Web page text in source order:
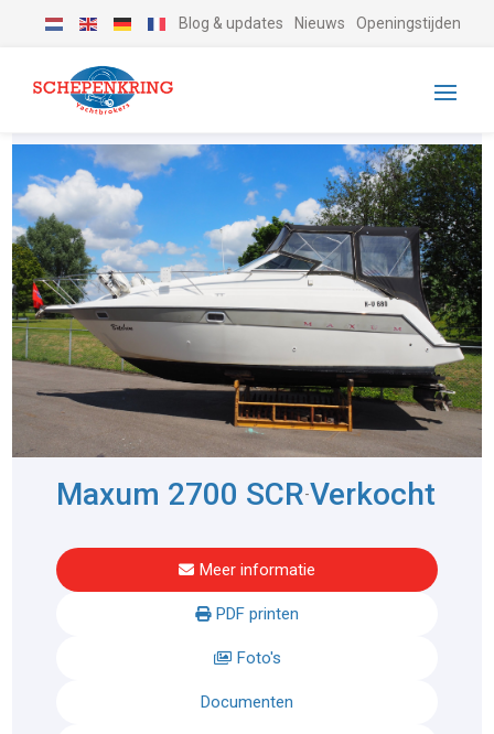
Blog & updates Nieuws Openingstijden
Maxum 2700 SCR-Verkocht
Meer informatie
PDF printen
Foto's
Documenten